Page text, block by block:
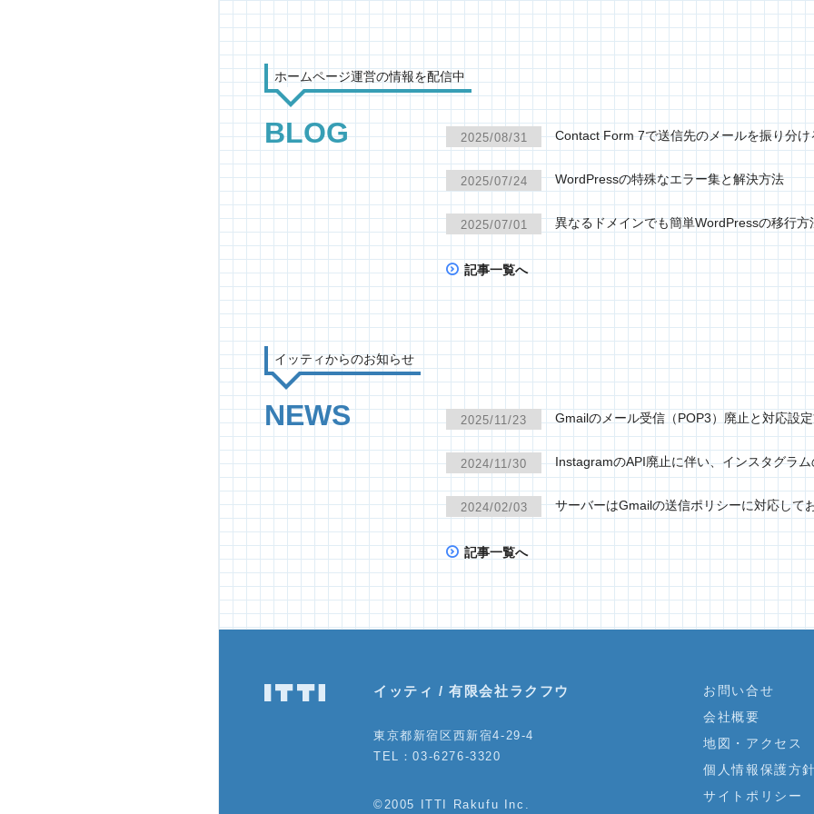
ホームページ運営の情報を配信中
BLOG 2025/08/31 Contact Form 7で送信先のメールを振り分け
2025/07/24 WordPressの特殊なエラー集と解決方法
2025/07/01 異なるドメインでも簡単WordPressの移行方
記事一覧へ
イッティからのお知らせ
NEWS 2025/11/23 Gmailのメール受信（POP3）廃止と対応設
2024/11/30 InstagramのAPI廃止に伴い、インスタグラ
2024/02/03 サーバーはGmailの送信ポリシーに対応して
記事一覧へ
イッティ / 有限会社ラクフウ
東京都新宿区西新宿4-29-4
TEL：03-6276-3320
©2005 ITTI Rakufu Inc.
お問い合せ
会社概要
地図・アクセス
個人情報保護方針
サイトポリシー